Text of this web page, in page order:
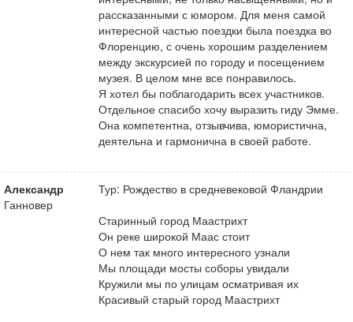
рассказанными с юмором. Для меня самой
интересной частью поездки была поездка во
Флоренцию, с очень хорошим разделением
между экскурсией по городу и посещением
музея. В целом мне все понравилось.
Я хотел бы поблагодарить всех участников.
Отдельное спасибо хочу выразить гиду Эмме.
Она компетентна, отзывчива, юмористична,
деятельна и гармонична в своей работе.
Александр
Ганновер
Тур: Рождество в средневековой Фландрии
Старинный город Маастрихт
Он реке широкой Маас стоит
О нем так много интересного узнали
Мы площади мосты соборы увидали
Кружили мы по улицам осматривая их
Красивый старый город Маастрихт